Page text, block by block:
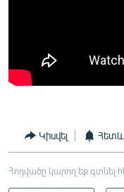
Կիսվել
Հոդվածը կարող եք գտնել